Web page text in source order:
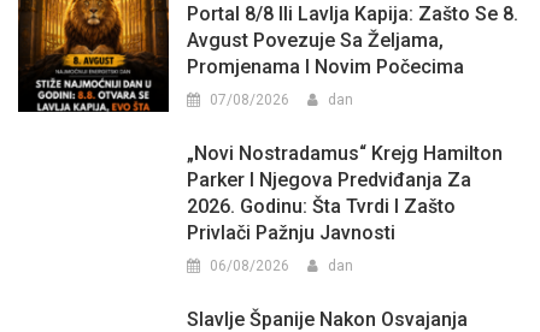
Portal 8/8 Ili Lavlja Kapija: Zašto Se 8.
Avgust Povezuje Sa Željama,
Promjenama I Novim Počecima
07/08/2026 dan
„Novi Nostradamus“ Krejg Hamilton
Parker I Njegova Predviđanja Za
2026. Godinu: Šta Tvrdi I Zašto
Privlači Pažnju Javnosti
06/08/2026 dan
Slavlje Španije Nakon Osvajanja